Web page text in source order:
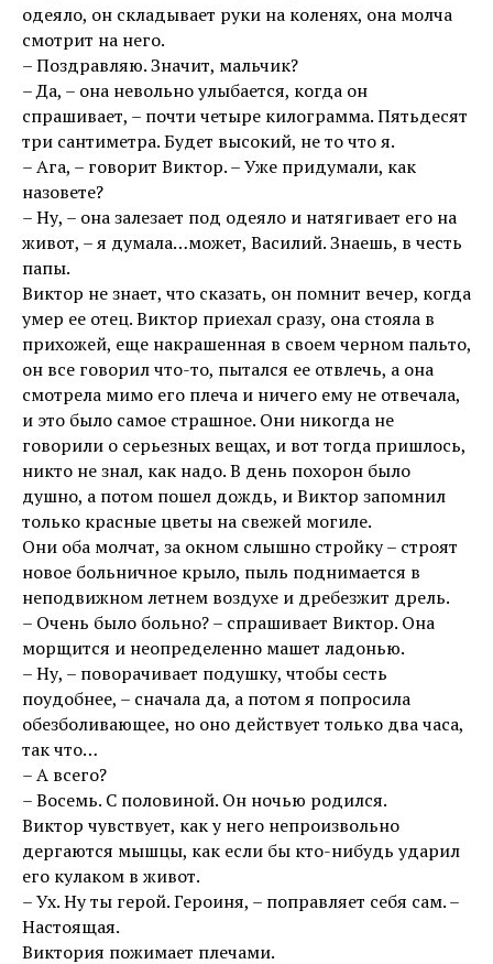
одеяло, он складывает руки на коленях, она молча
смотрит на него.
– Поздравляю. Значит, мальчик?
– Да, – она невольно улыбается, когда он
спрашивает, – почти четыре килограмма. Пятьдесят
три сантиметра. Будет высокий, не то что я.
– Ага, – говорит Виктор. – Уже придумали, как
назовете?
– Ну, – она залезает под одеяло и натягивает его на
живот, – я думала…может, Василий. Знаешь, в честь
папы.
Виктор не знает, что сказать, он помнит вечер, когда
умер ее отец. Виктор приехал сразу, она стояла в
прихожей, еще накрашенная в своем черном пальто,
он все говорил что-то, пытался ее отвлечь, а она
смотрела мимо его плеча и ничего ему не отвечала,
и это было самое страшное. Они никогда не
говорили о серьезных вещах, и вот тогда пришлось,
никто не знал, как надо. В день похорон было
душно, а потом пошел дождь, и Виктор запомнил
только красные цветы на свежей могиле.
Они оба молчат, за окном слышно стройку – строят
новое больничное крыло, пыль поднимается в
неподвижном летнем воздухе и дребезжит дрель.
– Очень было больно? – спрашивает Виктор. Она
морщится и неопределенно машет ладонью.
– Ну, – поворачивает подушку, чтобы сесть
поудобнее, – сначала да, а потом я попросила
обезболивающее, но оно действует только два часа,
так что…
– А всего?
– Восемь. С половиной. Он ночью родился.
Виктор чувствует, как у него непроизвольно
дергаются мышцы, как если бы кто-нибудь ударил
его кулаком в живот.
– Ух. Ну ты герой. Героиня, – поправляет себя сам. –
Настоящая.
Виктория пожимает плечами.